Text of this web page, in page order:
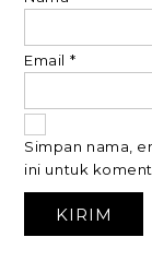
Email *
Simpan nama,
ini untuk